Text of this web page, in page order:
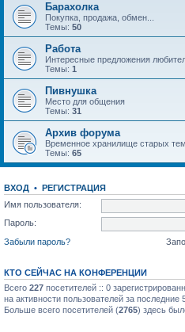
Барахолка
Покупка, продажа, обмен...
Темы: 50
Работа
Интересные предложения
Темы: 1
Пивнушка
Место для общения
Темы: 31
Архив форума
Временное хранилище старых тем
Темы: 65
ВХОД • РЕГИСТРАЦИЯ
Имя пользователя:
Пароль:
Забыли пароль?
КТО СЕЙЧАС НА КОНФЕРЕНЦИИ
Всего 227 посетителей :: 0
на активности пользователей за последние
Больше всего посетителей (2765) здесь